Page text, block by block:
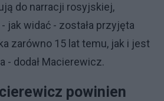
do narracji rosyjskiej,
jak widać - została przyjęta
zarówno 15 lat temu, jak i jest
- dodał Macierewicz.
powinien